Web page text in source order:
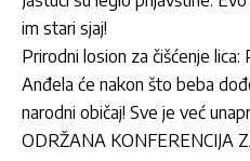
im stari sjaj!
Prirodni losion za čišćenje
Anđela će nakon što beba
narodni običaj! Sve je već
ODRŽANA KONFERENCIJA